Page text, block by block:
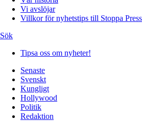
Vi avslöjar
Villkor för nyhetstips till Stoppa
Sök
Tipsa oss om nyheter!
Senaste
Svenskt
Kungligt
Hollywood
Politik
Redaktion